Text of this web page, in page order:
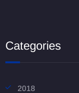
Categories
2018